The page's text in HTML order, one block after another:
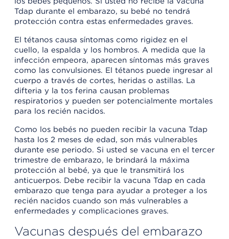
Tdap durante el embarazo, su bebé no tendrá
protección contra estas enfermedades graves.
El tétanos causa síntomas como rigidez en el
cuello, la espalda y los hombros. A medida que la
infección empeora, aparecen síntomas más graves
como las convulsiones. El tétanos puede ingresar al
cuerpo a través de cortes, heridas o astillas. La
difteria y la tos ferina causan problemas
respiratorios y pueden ser potencialmente mortales
para los recién nacidos.
Como los bebés no pueden recibir la vacuna Tdap
hasta los 2 meses de edad, son más vulnerables
durante ese periodo. Si usted se vacuna en el tercer
trimestre de embarazo, le brindará la máxima
protección al bebé, ya que le transmitirá los
anticuerpos. Debe recibir la vacuna Tdap en cada
embarazo que tenga para ayudar a proteger a los
recién nacidos cuando son más vulnerables a
enfermedades y complicaciones graves.
Vacunas después del embarazo